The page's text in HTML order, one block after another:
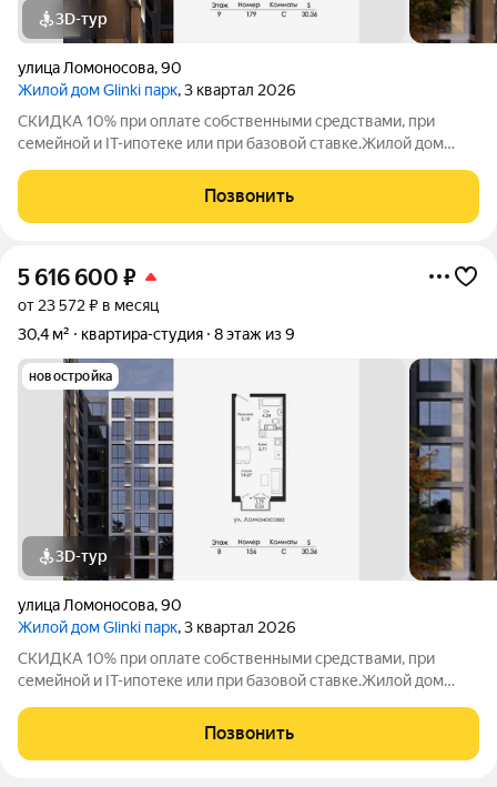
3D-тур
улица Ломоносова,90
Жилой дом Glinki парк, 3 квартал 2026
СКИДКА 10% при оплате собственными средствами, при
семейной и IT-ипотеке или при базовой ставке.Жилой дом
комфортной жизни в окружении зелени вокруг несколько
крупных парков и садов. Это 9-этажный
Позвонить
5 616 600 ₽
от 23 572 ₽ в месяц
30,4 м²
квартира-студия 8 этаж из 9
новостройка
3D-тур
улица Ломоносова,90
Жилой дом Glinki парк, 3 квартал 2026
СКИДКА 10% при оплате собственными средствами, при
семейной и IT-ипотеке или при базовой ставке.Жилой дом
комфортной жизни в окружении зелени вокруг несколько
крупных парков и садов. Это 9-этажный
Позвонить